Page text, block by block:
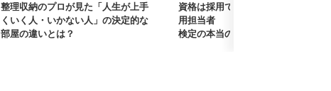
整理収納のプロが見た「人生が上手
くいく人・いかない人」の決定的な
部屋の違いとは？
資格は採用で本当に評価される？採
用担当者405人に聞いた、資格・
検定の本当の価値【まな...